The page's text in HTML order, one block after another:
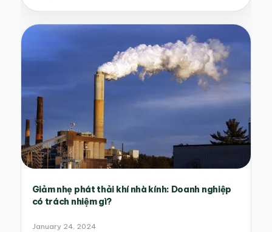
Giảm nhẹ phát thải khí nhà kính: Doanh nghiệp
có trách nhiệm gì?
January 24, 2024